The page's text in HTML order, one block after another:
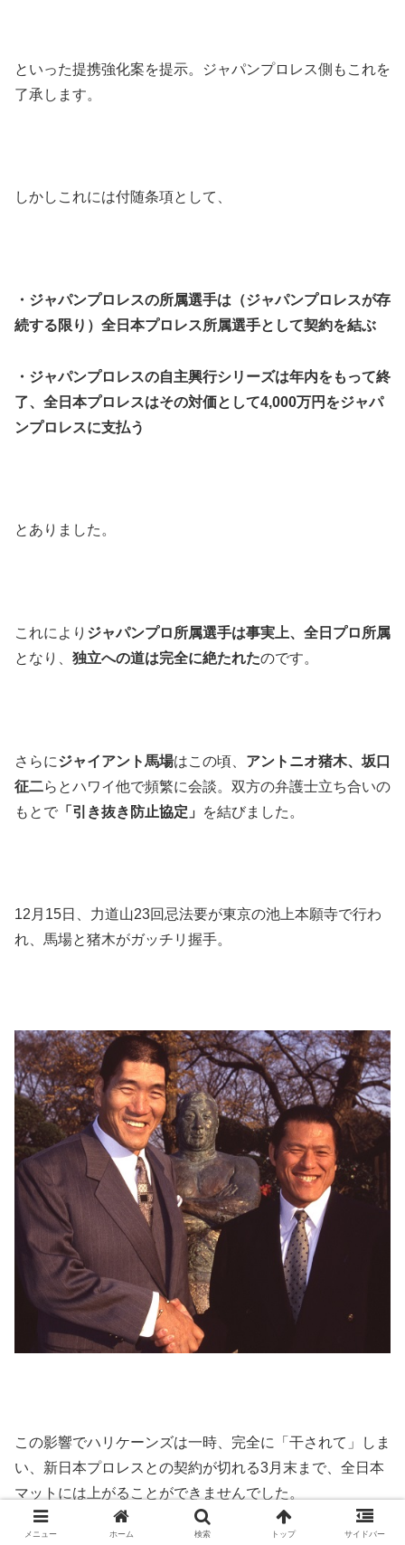
といった提携強化案を提示。ジャパンプロレス側もこれを
了承します。
しかしこれには付随条項として、
・ジャパンプロレスの所属選手は（ジャパンプロレスが存
続する限り）全日本プロレス所属選手として契約を結ぶ
・ジャパンプロレスの自主興行シリーズは年内をもって終
了、全日本プロレスはその対価として4,000万円をジャパ
ンプロレスに支払う
とありました。
これにより ジャパンプロ所属選手は事実上、全日プロ所属
となり、 独立への道は完全に絶たれたのです。
さらにジャイアント馬場はこの頃、 アントニオ猪木、坂口
征二らとハワイ他で頻繁に会談。双方の弁護士立ち合いの
もとで 「引き抜き防止協定」 を結びました。
12月15日、力道山23回忌法要が東京の池上本願寺で行わ
れ、馬場と猪木がガッチリ握手。
この影響でハリケーンズは一時、完全に「干されて」しま
い、新日本プロレスとの契約が切れる3月末まで、全日本
マットには上がることができませんでした。
メニュー ホーム 検索 トップ サイドバー